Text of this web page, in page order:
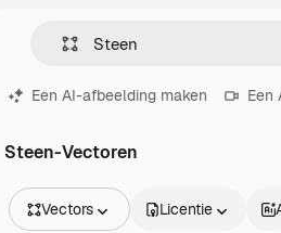
Een AI-afbeelding maken Een
Steen-Vectoren
Vectors Licentie